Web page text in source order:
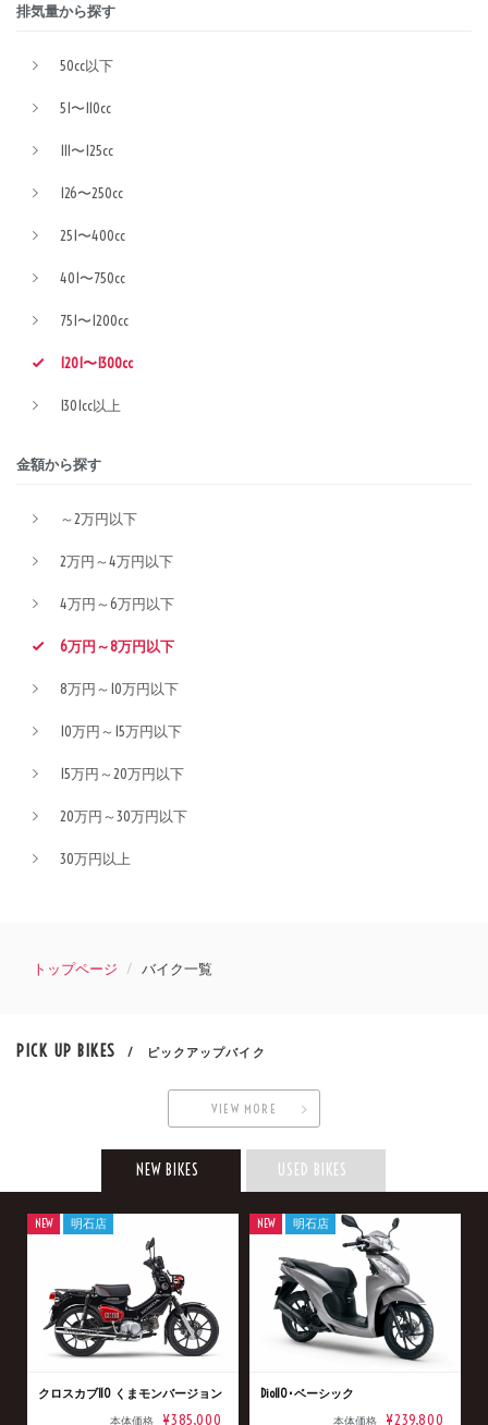
排気量から探す
50cc以下
51〜110cc
111〜125cc
126〜250cc
251〜400cc
401〜750cc
751〜1200cc
1201〜1300cc
1301cc以上
金額から探す
～2万円以下
2万円～4万円以下
4万円～6万円以下
6万円～8万円以下
8万円～10万円以下
10万円～15万円以下
15万円～20万円以下
20万円～30万円以下
30万円以上
トップページ バイク一覧
PICK UP BIKES / ピックアップバイク
VIEW MORE
NEW BIKES USED BIKES
クロスカブ110 くまモンバージョン
本体価格 ¥385,000
NEW 明石店
Dio110･ベーシック
本体価格 ¥239,800
NEW 明石店